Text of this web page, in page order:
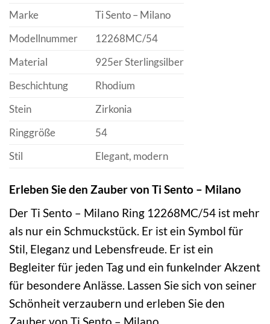
Marke
Ti Sento – Milano
Modellnummer
12268MC/54
Material
925er Sterlingsilber
Beschichtung
Rhodium
Stein
Zirkonia
Ringgröße
54
Stil
Elegant, modern
Erleben Sie den Zauber von Ti Sento – Milano
Der Ti Sento – Milano Ring 12268MC/54 ist mehr
als nur ein Schmuckstück. Er ist ein Symbol für
Stil, Eleganz und Lebensfreude. Er ist ein
Begleiter für jeden Tag und ein funkelnder Akzent
für besondere Anlässe. Lassen Sie sich von seiner
Schönheit verzaubern und erleben Sie den